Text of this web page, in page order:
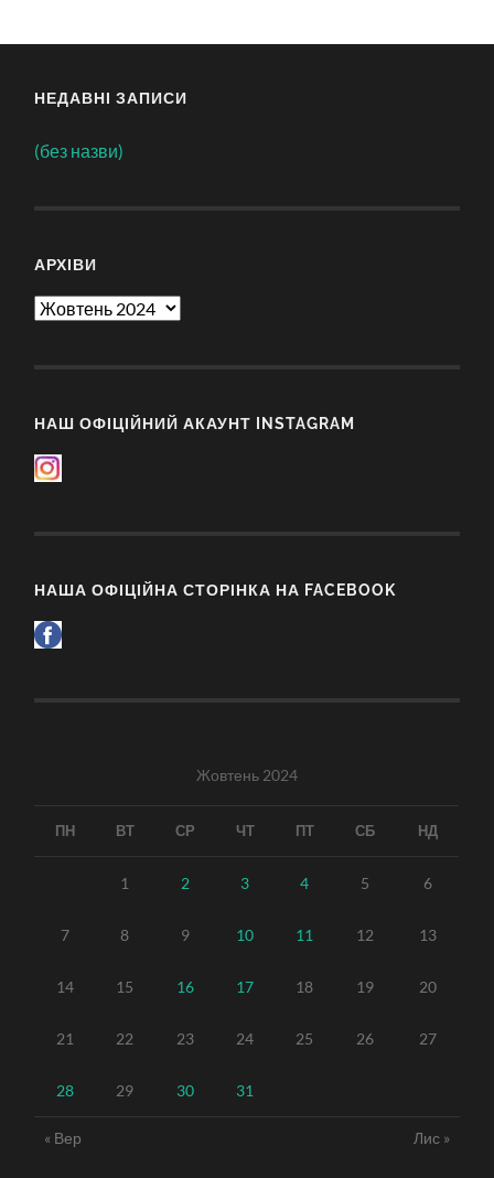
НЕДАВНІ ЗАПИСИ
(без назви)
АРХІВИ
Архіви
НАШ ОФІЦІЙНИЙ АКАУНТ INSTAGRAM
НАША ОФІЦІЙНА СТОРІНКА НА FACEBOOK
Жовтень 2024
ПН ВТ СР ЧТ ПТ СБ НД
1 2 3 4 5 6
7 8 9 10 11 12 13
14 15 16 17 18 19 20
21 22 23 24 25 26 27
28 29 30 31
« Вер Лис »